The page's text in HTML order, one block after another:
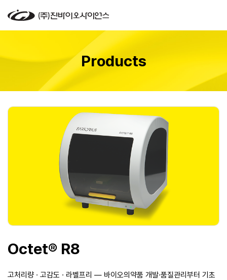
Products
Octet® R8
고처리량 · 고감도 · 라벨프리 — 바이오의약품 개발·품질관리부터 기초